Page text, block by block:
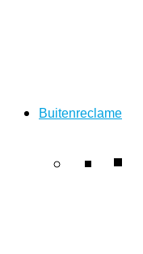
Buitenreclame